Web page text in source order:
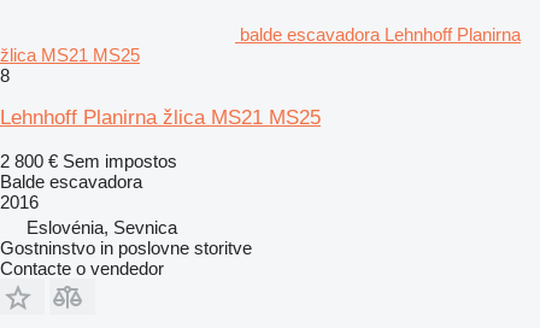
balde escavadora Lehnhoff Planirna
žlica MS21 MS25
8
Lehnhoff Planirna žlica MS21 MS25
2 800 € Sem impostos
Balde escavadora
2016
Eslovénia, Sevnica
Gostninstvo in poslovne storitve
Contacte o vendedor